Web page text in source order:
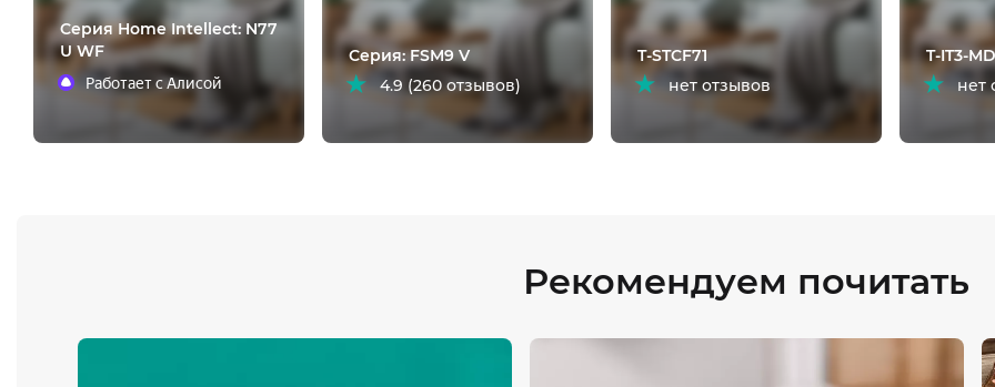
Cерия Home Intellect: N77
U WF
Работает с Алисой
Серия: FSM9 V
4.9 (260 отзывов)
T-STCF71
нет отзывов
T-IT3-
нет
Рекомендуем почитать